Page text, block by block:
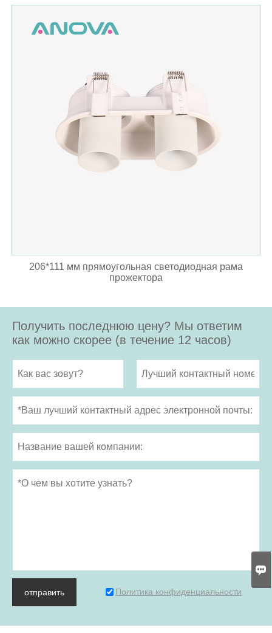
206*111 мм прямоугольная светодиодная рама
прожектора
Получить последнюю цену? Мы ответим
как можно скорее (в течение 12 часов)
отправить Политика конфиденциальности
